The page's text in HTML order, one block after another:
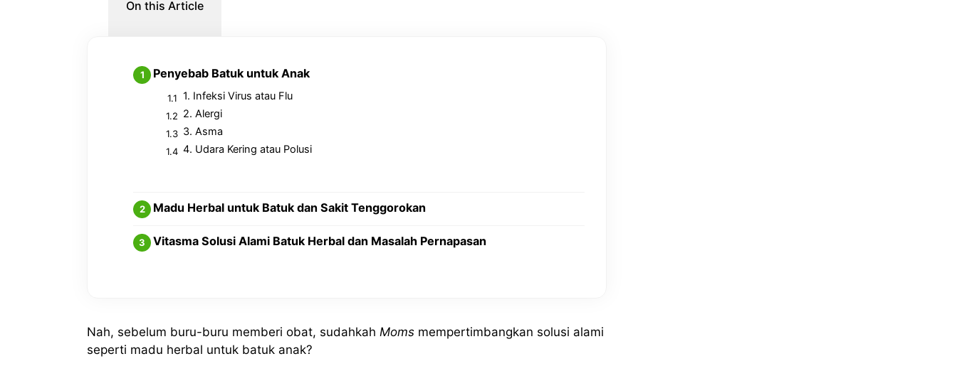
On this Article
Penyebab Batuk untuk Anak
1. Infeksi Virus atau Flu
2. Alergi
3. Asma
4. Udara Kering atau Polusi
Madu Herbal untuk Batuk dan Sakit Tenggorokan
Vitasma Solusi Alami Batuk Herbal dan Masalah Pernapasan
Nah, sebelum buru-buru memberi obat, sudahkah Moms mempertimbangkan solusi alami
seperti madu herbal untuk batuk anak?